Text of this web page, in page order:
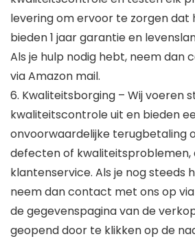
levering om ervoor te zorgen dat
bieden 1 jaar garantie en
Als je hulp nodig hebt, neem dan
via Amazon mail.
6. Kwaliteitsborging – Wij voeren
kwaliteitscontrole uit en bieden
onvoorwaardelijke terugbetaling
defecten of kwaliteitsproblemen,
klantenservice. Als je nog steeds
neem dan contact met ons op
de gegevenspagina van de
geopend door te klikken op de